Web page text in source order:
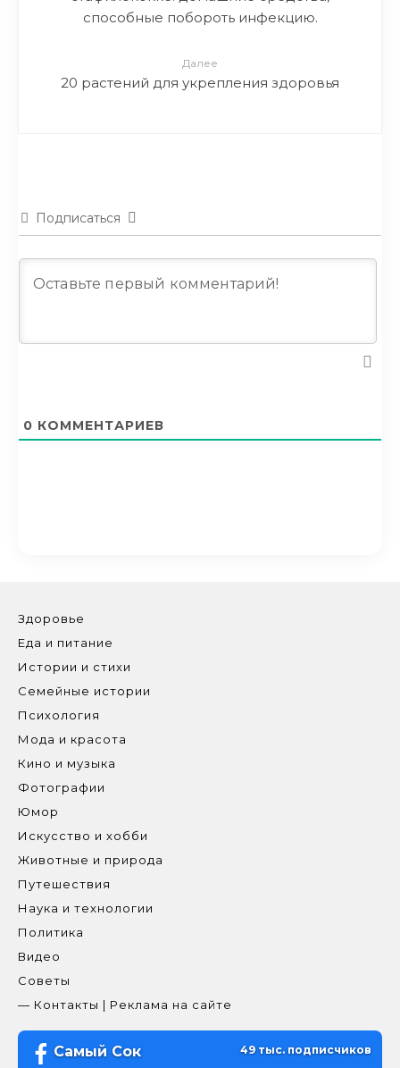
способные побороть инфекцию.
Далее
20 растений для укрепления здоровья
Подписаться
0 КОММЕНТАРИЕВ
Здоровье
Еда и питание
Истории и стихи
Семейные истории
Психология
Мода и красота
Кино и музыка
Фотографии
Юмор
Искусство и хобби
Животные и природа
Путешествия
Наука и технологии
Политика
Видео
Советы
— Контакты | Реклама на сайте
Самый Сок 49 тыс. подписчиков